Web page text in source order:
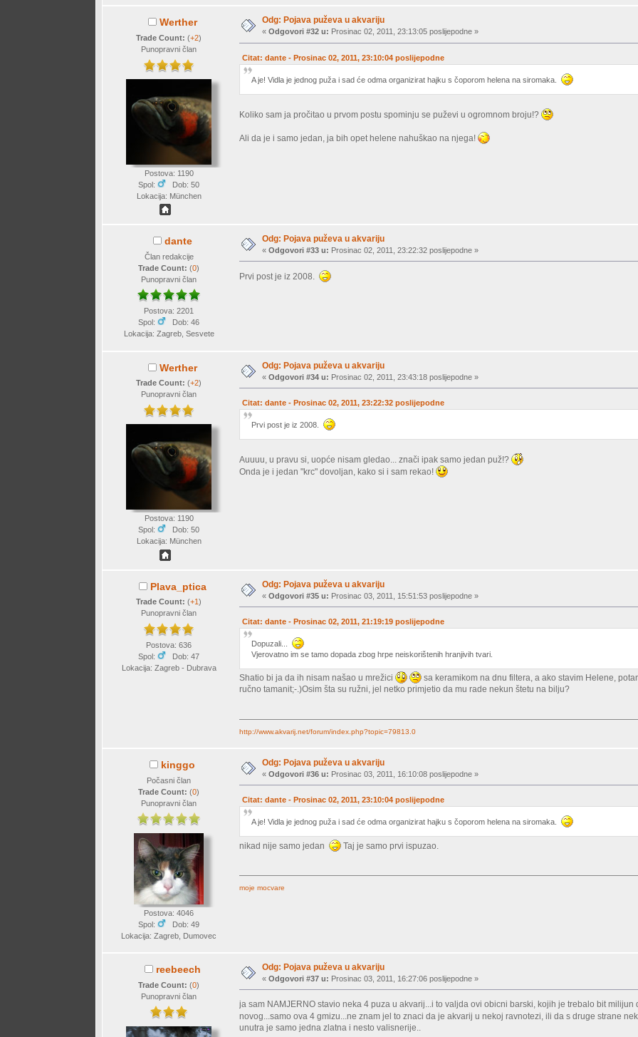
Werther
Trade Count:(+2)
Punopravni član
Postova: 1190
Spol:
Dob: 50
Lokacija: München
Odg: Pojava puževa u akvariju
«Odgovori #32 u: Prosinac 02, 2011, 23:13:05 poslijepodne »
Citat: dante - Prosinac 02, 2011, 23:10:04 poslijepodne
A je! Vidla je jednog puža i sad će odma organizirat hajku s čoporom helena na siromaka.
Koliko sam ja pročitao u prvom postu spominju se puževi u ogromnom broju!?
Ali da je i samo jedan, ja bih opet helene nahuškao na njega!
dante
Član redakcije
Trade Count:(0)
Punopravni član
Postova: 2201
Spol:
Dob: 46
Lokacija: Zagreb, Sesvete
Odg: Pojava puževa u akvariju
«Odgovori #33 u: Prosinac 02, 2011, 23:22:32 poslijepodne »
Prvi post je iz 2008.
Werther
Trade Count:(+2)
Punopravni član
Postova: 1190
Spol:
Dob: 50
Lokacija: München
Odg: Pojava puževa u akvariju
«Odgovori #34 u: Prosinac 02, 2011, 23:43:18 poslijepodne »
Citat: dante - Prosinac 02, 2011, 23:22:32 poslijepodne
Prvi post je iz 2008.
Auuuu, u pravu si, uopće nisam gledao... znači ipak samo jedan puž!?
Onda je i jedan "krc" dovoljan, kako si i sam rekao!
Plava_ptica
Trade Count:(+1)
Punopravni član
Postova: 636
Spol:
Dob: 47
Lokacija: Zagreb - Dubrava
Odg: Pojava puževa u akvariju
«Odgovori #35 u: Prosinac 03, 2011, 15:51:53 poslijepodne »
Citat: dante - Prosinac 02, 2011, 21:19:19 poslijepodne
Dopuzali...
Vjerovatno im se tamo dopada zbog hrpe neiskorištenih hranjivih tvari.
Shatio bi ja da ih nisam našao u mrežici
sa keramikom na dnu filtera, a ako stavim Helene,
ručno tamanit;-.)Osim šta su ružni, jel netko primjetio da mu rade nekun štetu na bilju?
http://www.akvarij.net/forum/index.php?topic=79813.0
kinggo
Počasni član
Trade Count:(0)
Punopravni član
Postova: 4046
Spol:
Dob: 49
Lokacija: Zagreb, Dumovec
Odg: Pojava puževa u akvariju
«Odgovori #36 u: Prosinac 03, 2011, 16:10:08 poslijepodne »
Citat: dante - Prosinac 02, 2011, 23:10:04 poslijepodne
A je! Vidla je jednog puža i sad će odma organizirat hajku s čoporom helena na siromaka.
nikad nije samo jedan Taj je samo prvi ispuzao.
moje mocvare
reebeech
Trade Count:(0)
Punopravni član
Odg: Pojava puževa u akvariju
«Odgovori #37 u: Prosinac 03, 2011, 16:27:06 poslijepodne »
ja sam NAMJERNO stavio neka 4 puza u akvarij...i to valjda ovi obicni barski, kojih je trebalo bit
novog...samo ova 4 gmizu...ne znam jel to znaci da je akvarij u nekoj ravnotezi, ili da s druge strane
unutra je samo jedna zlatna i nesto valisnerije..